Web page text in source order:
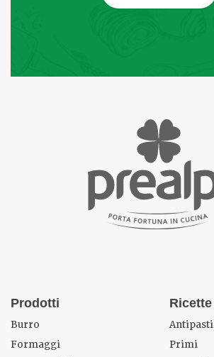
Prodotti
Burro
Formaggi
Ricette
Antipasti
Primi